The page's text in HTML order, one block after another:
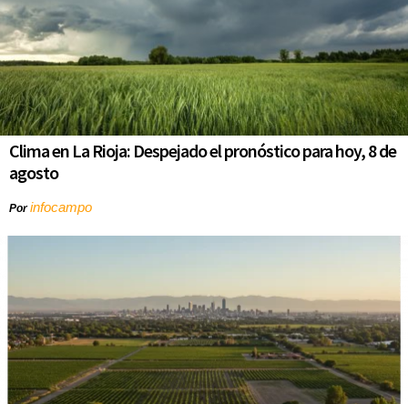
Clima en La Rioja: Despejado el pronóstico para hoy, 8 de
agosto
Porinfocampo